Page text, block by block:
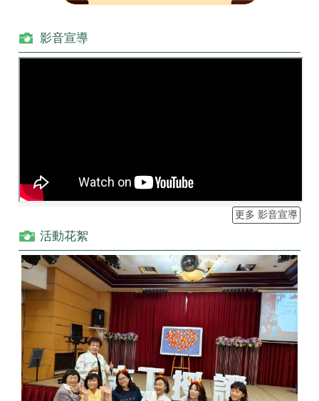
影音宣導
更多 影音宣導
活動花絮